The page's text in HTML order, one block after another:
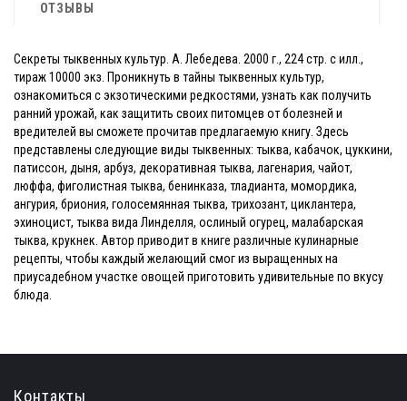
ОТЗЫВЫ
Секреты тыквенных культур. А. Лебедева. 2000 г., 224 стр. с илл.,
тираж 10000 экз. Проникнуть в тайны тыквенных культур,
ознакомиться с экзотическими редкостями, узнать как получить
ранний урожай, как защитить своих питомцев от болезней и
вредителей вы сможете прочитав предлагаемую книгу. Здесь
представлены следующие виды тыквенных: тыква, кабачок, цуккини,
патиссон, дыня, арбуз, декоративная тыква, лагенария, чайот,
люффа, фиголистная тыква, бенинказа, тладианта, момордика,
ангурия, бриония, голосемянная тыква, трихозант, циклантера,
эхиноцист, тыква вида Линделля, ослиный огурец, малабарская
тыква, крукнек. Автор приводит в книге различные кулинарные
рецепты, чтобы каждый желающий смог из выращенных на
приусадебном участке овощей приготовить удивительные по вкусу
блюда.
Контакты